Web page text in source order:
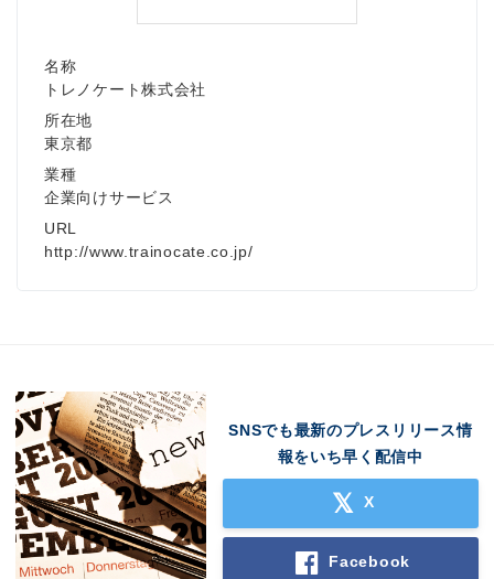
名称
トレノケート株式会社
所在地
東京都
業種
企業向けサービス
URL
http://www.trainocate.co.jp/
SNSでも最新のプレスリリース情
報をいち早く配信中
X
Facebook